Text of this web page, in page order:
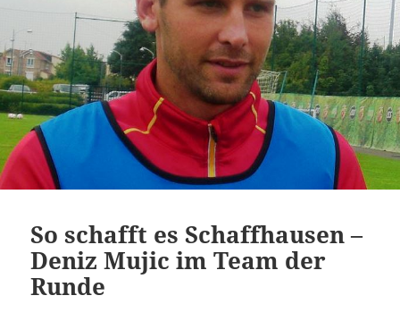
So schafft es Schaffhausen –
Deniz Mujic im Team der
Runde